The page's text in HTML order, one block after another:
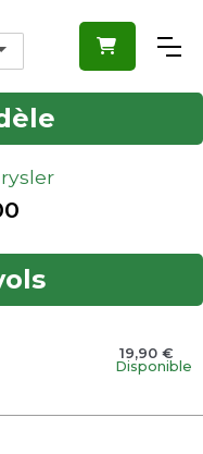

19,90 €
Disponible